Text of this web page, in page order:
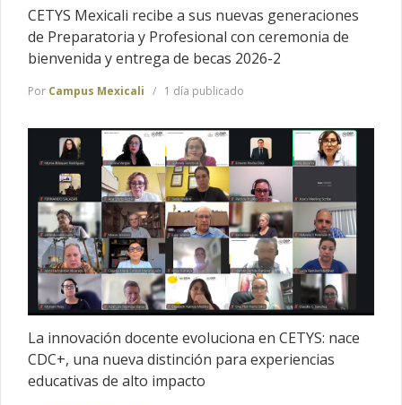
CETYS Mexicali recibe a sus nuevas generaciones
de Preparatoria y Profesional con ceremonia de
bienvenida y entrega de becas 2026-2
Por Campus Mexicali 1 día publicado
La innovación docente evoluciona en CETYS: nace
CDC+, una nueva distinción para experiencias
educativas de alto impacto